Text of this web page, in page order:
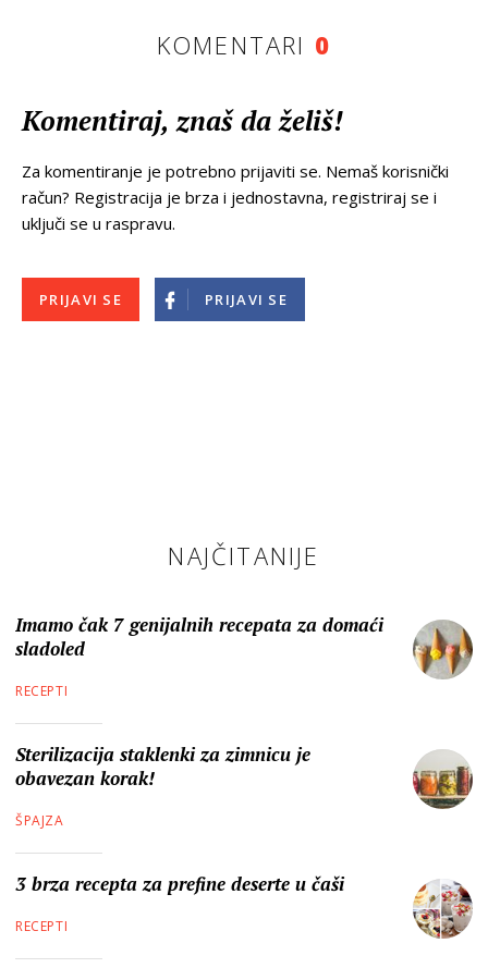
KOMENTARI 0
Komentiraj, znaš da želiš!
Za komentiranje je potrebno prijaviti se. Nemaš korisnički
račun? Registracija je brza i jednostavna, registriraj se i
uključi se u raspravu.
PRIJAVI SE PRIJAVI SE
NAJČITANIJE
Imamo čak 7 genijalnih recepata za domaći
sladoled
RECEPTI
Sterilizacija staklenki za zimnicu je
obavezan korak!
ŠPAJZA
3 brza recepta za prefine deserte u čaši
RECEPTI